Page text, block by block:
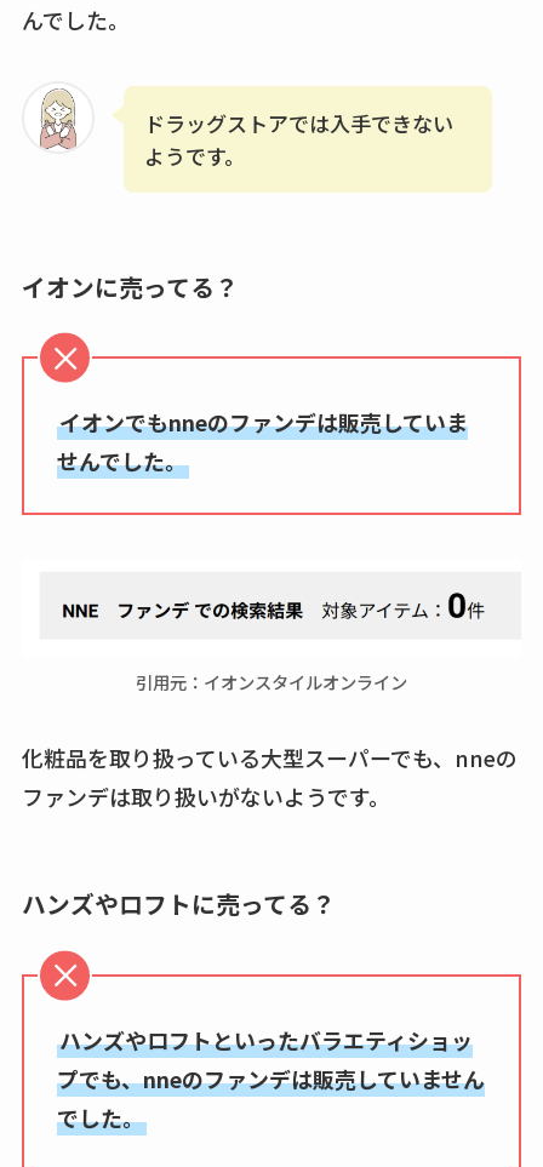
んでした。
ドラッグストアでは入手できない
ようです。
イオンに売ってる？
イオンでもnneのファンデは販売していま
せんでした。
引用元：イオンスタイルオンライン
化粧品を取り扱っている大型スーパーでも、nneの
ファンデは取り扱いがないようです。
ハンズやロフトに売ってる？
ハンズやロフトといったバラエティショッ
プでも、nneのファンデは販売していません
でした。